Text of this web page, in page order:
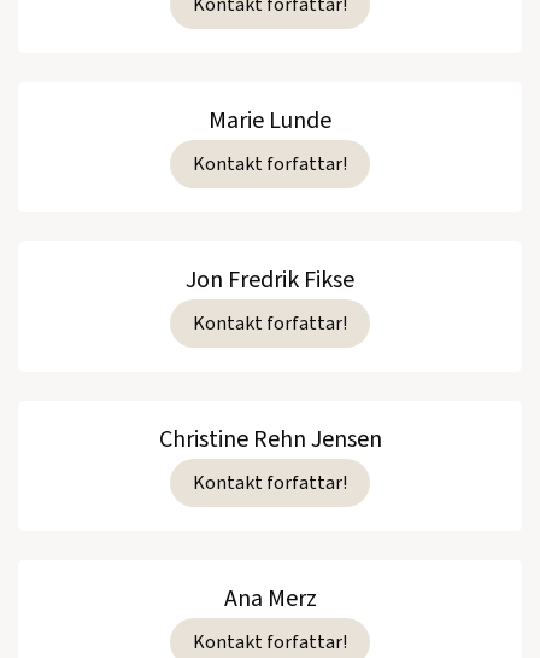
Marie Lunde
Kontakt forfattar!
Jon Fredrik Fikse
Kontakt forfattar!
Christine Rehn Jensen
Kontakt forfattar!
Ana Merz
Kontakt forfattar!